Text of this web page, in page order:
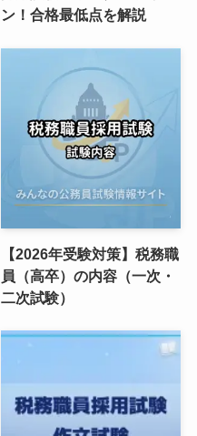
ン！合格最低点を解説
【2026年受験対策】税務職
員（高卒）の内容（一次・
二次試験）